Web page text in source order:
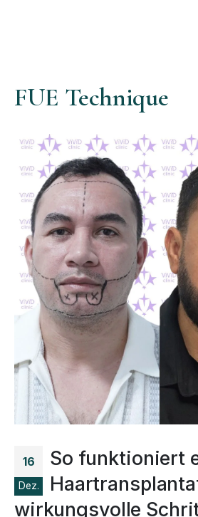
FUE Technique
16
Dez.
So funktioniert
wirkungsvolle